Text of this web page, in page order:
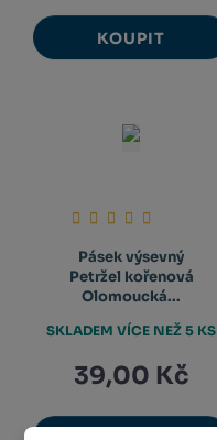
KOUPIT
Pásek výsevný
Petržel kořenová
Olomoucká...
39,00 Kč
SKLADEM VÍCE NEŽ 5 KS